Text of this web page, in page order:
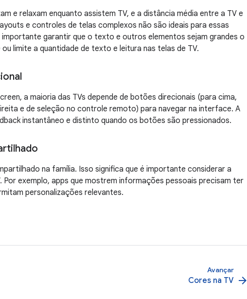
e relaxam enquanto assistem TV, e a distância média entre a TV e
e controles de telas complexos não são ideais para essas
importante garantir que o texto e outros elementos sejam grandes o
limite a quantidade de texto e leitura nas telas de TV.
a maioria das TVs depende de botões direcionais (para cima,
e de seleção no controle remoto) para navegar na interface. A
instantâneo e distinto quando os botões são pressionados.
na família. Isso significa que é importante considerar a
exemplo, apps que mostrem informações pessoais precisam ter
personalizações relevantes.
Avançar
Cores na TV arrow_forward